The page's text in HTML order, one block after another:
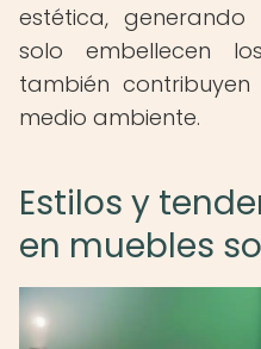
estética,
solo embellecen
también
medio ambiente.
Estilos y
en muebles